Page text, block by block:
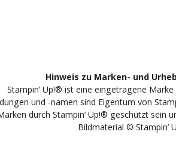
Hinweis zu Marken- und
Stampin’ Up!® ist eine eingetragene Marke
und -namen sind Eigentum von
durch Stampin’ Up!® geschützt
Bildmaterial © Stampin’